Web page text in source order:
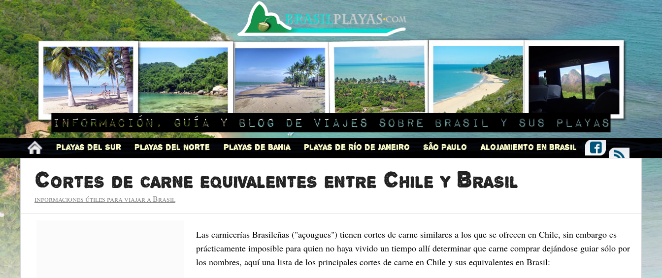
Información, guía y blog de viajes sobre Brasil y sus playas
Playas del Sur Playas del Norte Playas de Bahia Playas de Río de Janeiro São Paulo Alojamiento en Brasil
Cortes de carne equivalentes entre Chile y Brasil
informaciones útiles para viajar a Brasil
Las carnicerías Brasileñas ("açougues") tienen cortes de carne similares a los que se ofrecen en Chile, sin embargo es
prácticamente imposible para quien no haya vivido un tiempo allí determinar que carne comprar dejándose guiar sólo por
los nombres, aquí una lista de los principales cortes de carne en Chile y sus equivalentes en Brasil: